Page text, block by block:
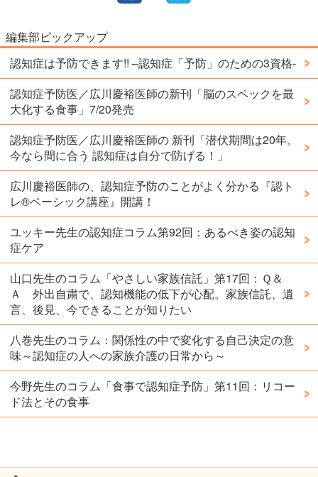
編集部ピックアップ
認知症は予防できます!! –認知症「予防」のための3資格-
認知症予防医／広川慶裕医師の新刊「脳のスペックを最
大化する食事」7/20発売
認知症予防医／広川慶裕医師の 新刊「潜伏期間は20年。
今なら間に合う 認知症は自分で防げる！」
広川慶裕医師の、認知症予防のことがよく分かる『認ト
レ®️ベーシック講座』開講！
ユッキー先生の認知症コラム第92回：あるべき姿の認知
症ケア
山口先生のコラム「やさしい家族信託」第17回：Ｑ＆
Ａ 外出自粛で、認知機能の低下が心配。家族信託、遺
言、後見、今できることが知りたい
八巻先生のコラム：関係性の中で変化する自己決定の意
味～認知症の人への家族介護の日常から～
今野先生のコラム「食事で認知症予防」第11回：リコー
ド法とその食事